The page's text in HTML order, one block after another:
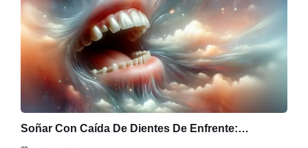
Soñar Con Caída De Dientes De Enfrente:…